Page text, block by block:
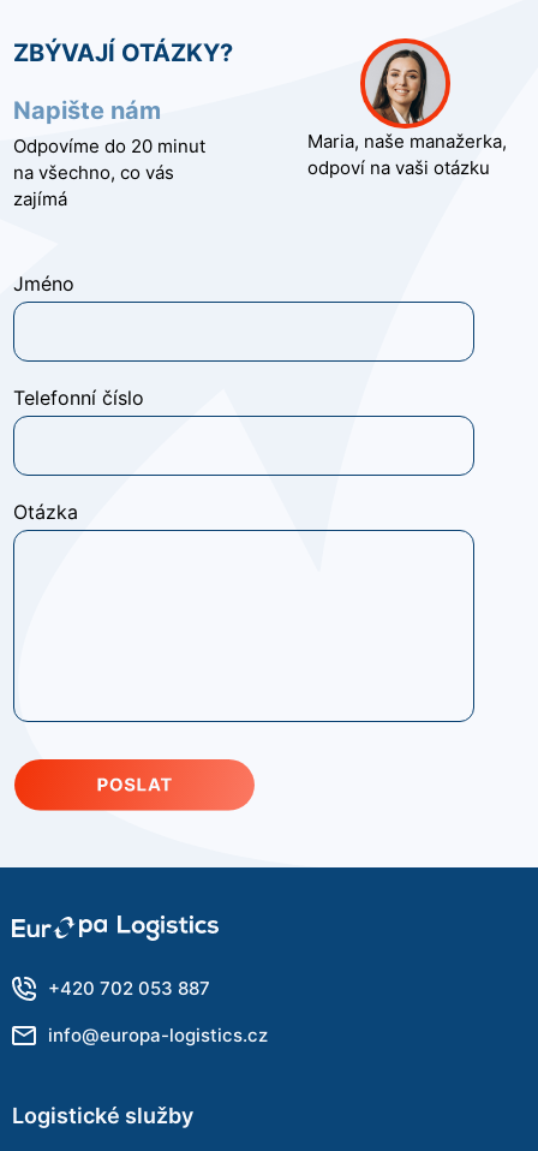
ZBÝVAJÍ OTÁZKY?
Odpovíme do 20 minut
na všechno, co vás
zajímá
Napište nám
Maria, naše manažerka,
odpoví na vaši otázku
Jméno
Telefonní číslo
Otázka
+420 702 053 887
info@europa-logistics.cz
Logistické služby